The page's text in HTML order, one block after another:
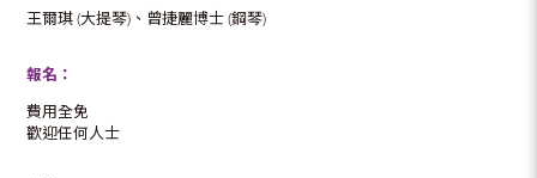
王爾琪 (大提琴)、曾捷麗博士 (鋼琴)
報名：
費用全免
歡迎任何人士